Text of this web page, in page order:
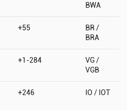
BWA
+55
BR /
BRA
+1-284
VG /
VGB
+246 IO / IOT